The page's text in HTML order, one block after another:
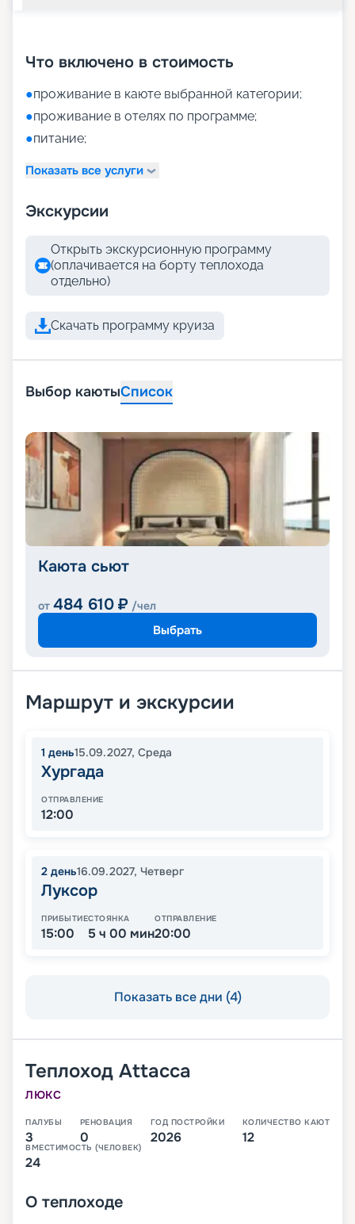
Что включено в стоимость
●проживание в каюте выбранной категории;
●проживание в отелях по программе;
●питание;
Показать все услуги
Экскурсии
Открыть экскурсионную программу
(оплачивается на борту теплохода
отдельно)
Скачать программу круиза
Выбор каютыСписок
Каюта сьют
от 484 610 ₽ /чел
Выбрать
Маршрут и экскурсии
1 день15.09.2027, Среда
Хургада
ОТПРАВЛЕНИЕ
12:00
2 день16.09.2027, Четверг
Луксор
ПРИБЫТИЕ
15:00
СТОЯНКА
5 ч 00 мин
ОТПРАВЛЕНИЕ
20:00
Показать все дни (4)
Теплоход Attacca
ЛЮКС
ПАЛУБЫ
3
РЕНОВАЦИЯ
0
ГОД ПОСТРОЙКИ
2026
КОЛИЧЕСТВО КАЮТ
12
ВМЕСТИМОСТЬ (ЧЕЛОВЕК)
24
О теплоходе